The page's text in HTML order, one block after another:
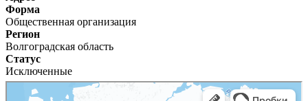
Форма
Общественная организация
Регион
Волгоградская область
Статус
Исключенные